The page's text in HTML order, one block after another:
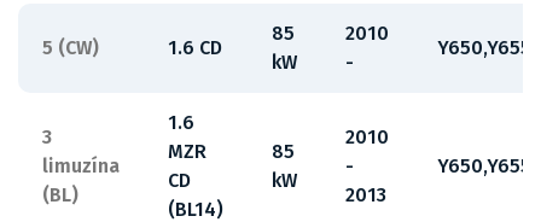
5 (CW) 1.6 CD
85
kW
2010
-
3
limuzína
(BL)
1.6
MZR
CD
(BL14)
85
kW
2010
-
2013
Y650,Y655